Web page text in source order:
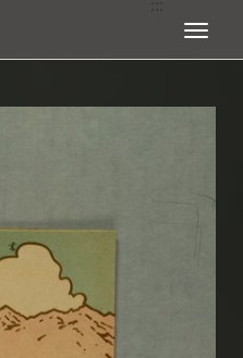
展開選單